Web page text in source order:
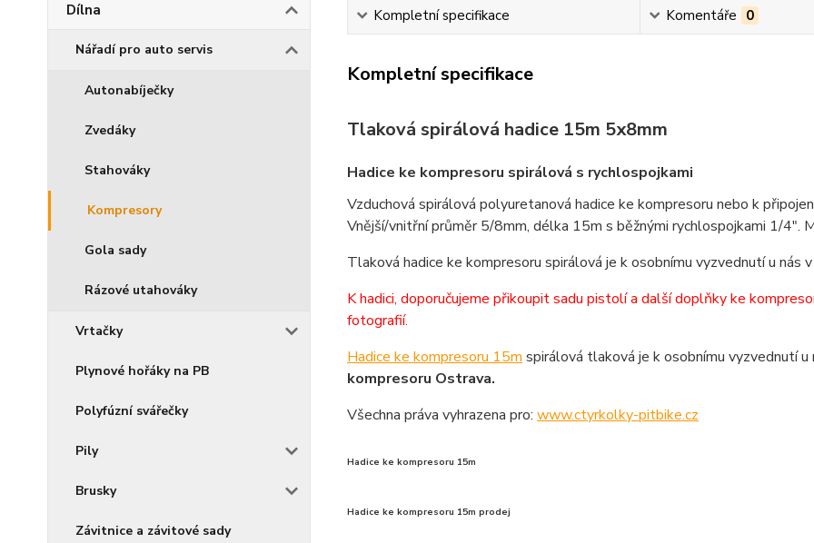
Dílna
Nářadí pro auto servis
Autonabíječky
Zvedáky
Stahováky
Kompresory
Gola sady
Rázové utahováky
Vrtačky
Plynové hořáky na PB
Polyfúzní svářečky
Pily
Brusky
Závitnice a závitové sady
Kompletní specifikace Komentáře 0
Kompletní specifikace
Tlaková spirálová hadice 15m 5x8mm
Hadice ke kompresoru spirálová s rychlospojkami
Vzduchová spirálová polyuretanová hadice ke kompresoru nebo k
Vnější/vnitřní průměr 5/8mm, délka 15m s běžnými rychlospojkami 1/4".
Tlaková hadice ke kompresoru spirálová je k osobnímu vyzvednutí u nás
K hadici, doporučujeme přikoupit sadu pistolí a další doplňky ke
fotografií.
Hadice ke kompresoru 15m spirálová tlaková je k osobnímu vyzvednutí u
kompresoru Ostrava.
Všechna práva vyhrazena pro: www.ctyrkolky-pitbike.cz
Hadice ke kompresoru 15m
Hadice ke kompresoru 15m prodej